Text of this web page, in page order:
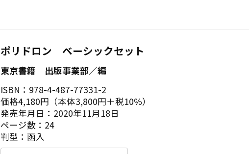
ポリドロン ベーシックセット
東京書籍 出版事業部／編
ISBN：978-4-487-77331-2
価格4,180円（本体3,800円＋税10%）
発売年月日：2020年11月18日
ページ数：24
判型：函入